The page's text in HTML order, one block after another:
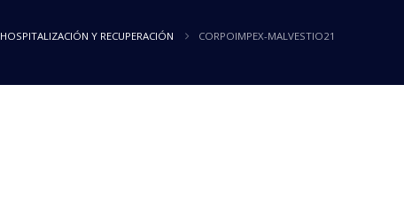
HOSPITALIZACIÓN Y RECUPERACIÓN CORPOIMPEX-MALVESTIO21